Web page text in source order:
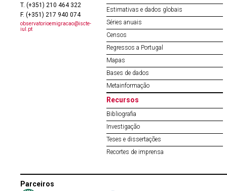
T. (+351) 210 464 322
F. (+351) 217 940 074
observatorioemigracao@iscte-
iul.pt
Estimativas e dados globais
Séries anuais
Censos
Regressos a Portugal
Mapas
Bases de dados
Metainformação
Recursos
Bibliografia
Investigação
Teses e dissertações
Recortes de imprensa
Parceiros